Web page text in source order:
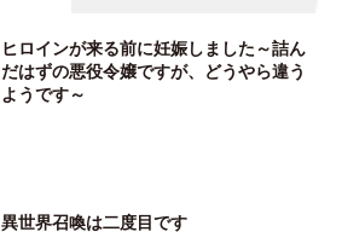
ヒロインが来る前に妊娠しました～詰ん
だはずの悪役令嬢ですが、どうやら違う
ようです～
異世界召喚は二度目です